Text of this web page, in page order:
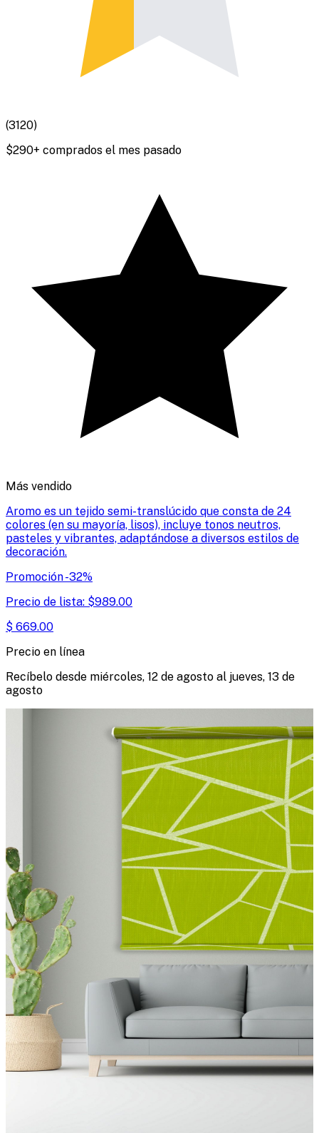
(3120)
$290+ comprados el mes pasado
Más vendido
Aromo es un tejido semi-translúcido que consta de 24
colores (en su mayoría, lisos), incluye tonos neutros,
pasteles y vibrantes, adaptándose a diversos estilos de
decoración.
Promoción-32%
Precio de lista: $989.00
$ 669.00
Precio en línea
Recíbelo desde miércoles, 12 de agosto al jueves, 13 de
agosto